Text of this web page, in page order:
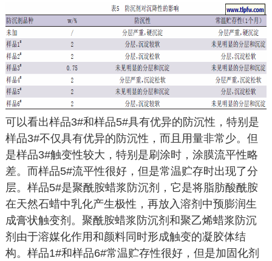
可以看出样品3#和样品5#具有优异的防沉性，特别是
样品3#不仅具有优异的防沉性，而且用量非常少。但
是样品3#触变性较大，特别是刷涂时，涂膜流平性略
差。而样品5#流平性很好，但是常温贮存时出现了分
层。样品5#是聚酰胺蜡浆防沉剂，它是将脂肪酸酰胺
在天然石蜡中乳化产生极性，再放入溶剂中预膨润生
成膏状触变剂。聚酰胺蜡浆防沉剂和聚乙烯蜡浆防沉
剂由于溶媒化作用和颜料同时形成触变的凝胶体结
构。样品1#和样品6#常温贮存性很好，但是加固化剂